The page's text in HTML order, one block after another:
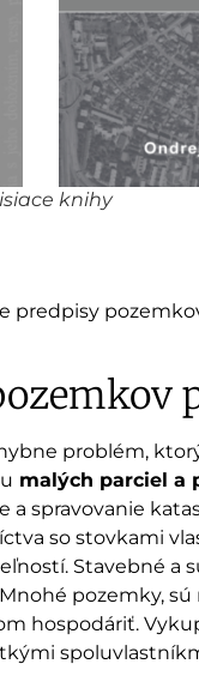
knihy
predpisy
problém,
malých parciel a
a spravovanie
so stovkami
Stavebné a
pozemky,
hospodáriť.